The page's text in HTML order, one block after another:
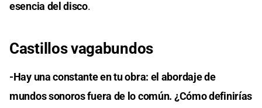
esencia del disco.
Castillos vagabundos
-Hay una constante en tu obra: el abordaje de
mundos sonoros fuera de lo común. ¿Cómo definirías